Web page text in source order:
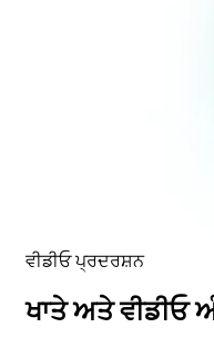
ਵੀਡੀਓ ਪ੍ਰਦਰਸ਼ਨ
ਖਾਤੇ ਅਤੇ ਵੀਡੀਓ